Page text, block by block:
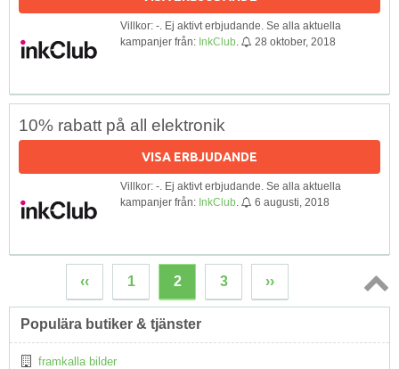
Villkor: -. Ej aktivt erbjudande. Se alla aktuella
kampanjer från: InkClub 28 oktober, 2018
10% rabatt på all elektronik
VISA ERBJUDANDE
Villkor: -. Ej aktivt erbjudande. Se alla aktuella
kampanjer från: InkClub 6 augusti, 2018
‹‹ 1 2 3 ››
Topp
Populära butiker & tjänster
framkalla bilder